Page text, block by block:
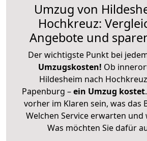
Umzug von
Hochkreuz:
Angebote und
Der wichtigste Punkt bei
Umzugskosten! Ob
Hildesheim nach
Papenburg –ein Umzug kostet.
vorher im Klaren sein, was das
Welchen Service erwarten und
Was möchten Sie dafür